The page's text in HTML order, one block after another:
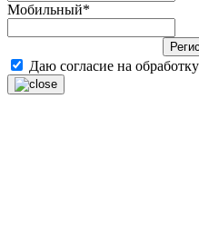
Мобильный*
Даю согласие на обработку